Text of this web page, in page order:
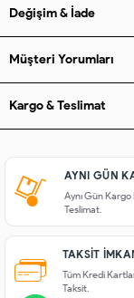
Değişim & İade
Müşteri Yorumları
Kargo & Teslimat
AYNI GÜN
Aynı Gün Kargo
Teslimat.
TAKSIT
Tüm Kredi
Taksit.